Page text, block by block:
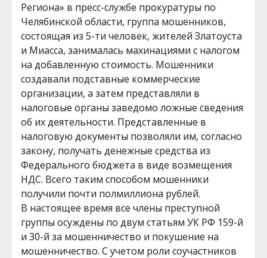
Региона» в пресс-службе прокуратуры по
Челябинской области, группа мошенников,
состоящая из 5-ти человек, жителей Златоуста
и Миасса, занималась махинациями с налогом
на добавленную стоимость. Мошенники
создавали подставные коммерческие
организации, а затем представляли в
налоговые органы заведомо ложные сведения
об их деятельности. Представленные в
налоговую документы позволяли им, согласно
закону, получать денежные средства из
Федерального бюджета в виде возмещения
НДС. Всего таким способом мошенники
получили почти полмиллиона рублей.
В настоящее время все члены преступной
группы осуждены по двум статьям УК РФ 159-й
и 30-й за мошенничество и покушение на
мошенничество. С учетом роли соучастников